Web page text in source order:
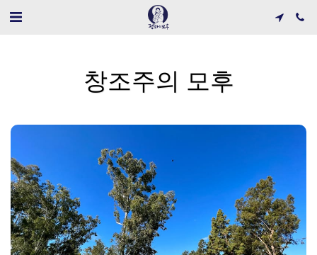
창조주의 모후